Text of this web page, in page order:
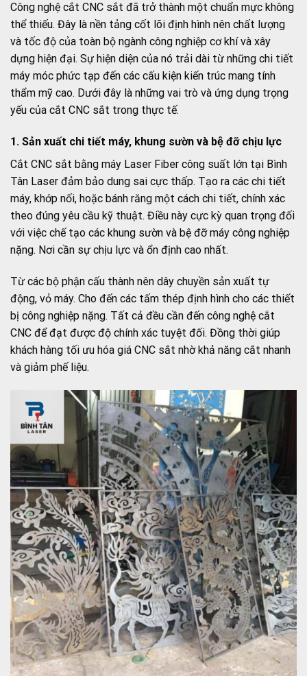
Công nghệ cắt CNC sắt đã trở thành một chuẩn mực không
thể thiếu. Đây là nền tảng cốt lõi định hình nên chất lượng
và tốc độ của toàn bộ ngành công nghiệp cơ khí và xây
dựng hiện đại. Sự hiện diện của nó trải dài từ những chi tiết
máy móc phức tạp đến các cấu kiện kiến trúc mang tính
thẩm mỹ cao. Dưới đây là những vai trò và ứng dụng trọng
yếu của cắt CNC sắt trong thực tế.
1. Sản xuất chi tiết máy, khung sườn và bệ đỡ chịu lực
Cắt CNC sắt bằng máy Laser Fiber công suất lớn tại Bình
Tân Laser đảm bảo dung sai cực thấp. Tạo ra các chi tiết
máy, khớp nối, hoặc bánh răng một cách chi tiết, chính xác
theo đúng yêu cầu kỹ thuật. Điều này cực kỳ quan trọng đối
với việc chế tạo các khung sườn và bệ đỡ máy công nghiệp
nặng. Nơi cần sự chịu lực và ổn định cao nhất.
Từ các bộ phận cấu thành nên dây chuyền sản xuất tự
động, vỏ máy. Cho đến các tấm thép định hình cho các thiết
bị công nghiệp nặng. Tất cả đều cần đến công nghệ cắt
CNC để đạt được độ chính xác tuyệt đối. Đồng thời giúp
khách hàng tối ưu hóa giá CNC sắt nhờ khả năng cắt nhanh
và giảm phế liệu.